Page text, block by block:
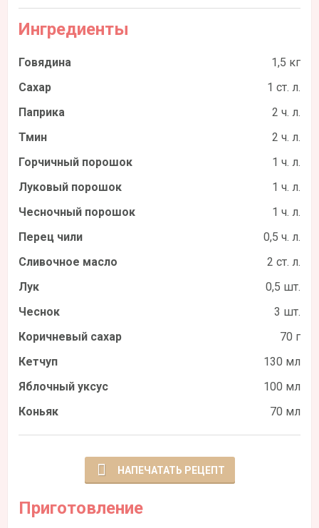
Ингредиенты
Говядина
1,5 кг
Сахар
1 ст. л.
Паприка
2 ч. л.
Тмин
2 ч. л.
Горчичный порошок
1 ч. л.
Луковый порошок
1 ч. л.
Чесночный порошок
1 ч. л.
Перец чили
0,5 ч. л.
Сливочное масло
2 ст. л.
Лук
0,5 шт.
Чеснок
3 шт.
Коричневый сахар
70 г
Кетчуп
130 мл
Яблочный уксус
100 мл
Коньяк
70 мл
НАПЕЧАТАТЬ РЕЦЕПТ
Приготовление